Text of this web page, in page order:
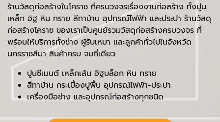
ร้านวัสดุก่อสร้างในโคราช ที่ครบวงจรเรื่องงานก่อสร้าง ทั้งปูน
เหล็ก อิฐ หิน ทราย สีทาบ้าน อุปกรณ์ไฟฟ้า และประปา ร้านวัสดุ
ก่อสร้างโคราช ของเราเป็นศูนย์รวมวัสดุก่อสร้างครบวงจร ที่
พร้อมให้บริการทั้งช่าง ผู้รับเหมา และลูกค้าทั่วไปในจังหวัด
นครราชสีมา สินค้าครบ จบที่เดียว
ปูนซีเมนต์ เหล็กเส้น อิฐบล็อก หิน ทราย
สีทาบ้าน กระเบื้องปูพื้น อุปกรณ์ไฟฟ้า-ประปา
เครื่องมือช่าง และอุปกรณ์ก่อสร้างทุกชนิด